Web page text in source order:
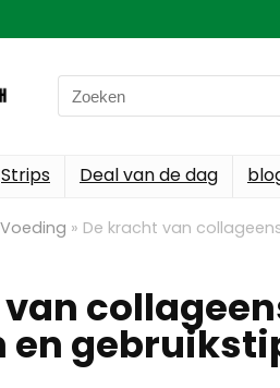
Search
for:
Strips Deal van de dag
» De kracht van
en